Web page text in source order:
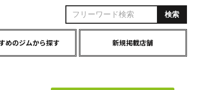
めのジムから探す 新規掲載店舗